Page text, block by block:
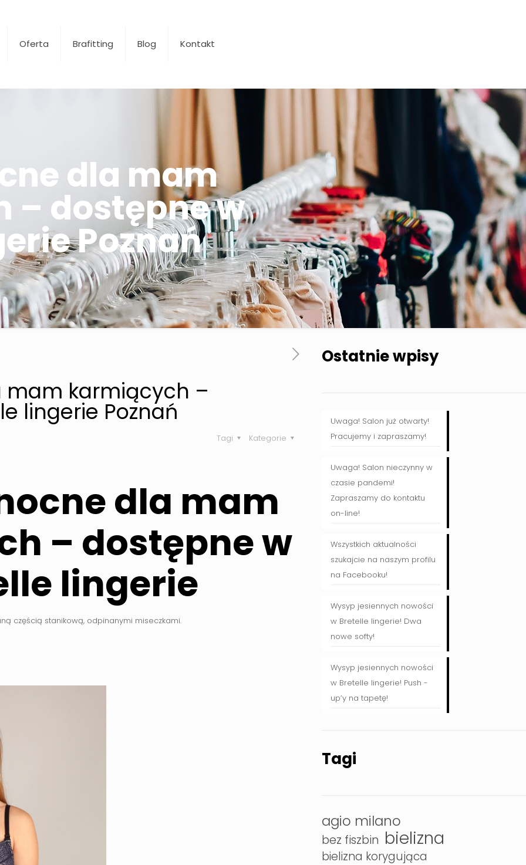
Oferta Brafitting Blog Kontakt
dla mam
– dostępne w
Poznań
mam karmiących –
lingerie Poznań
Kategorie
Tagi
dla mam
– dostępne w
lingerie
częścią stanikową, odpinanymi miseczkami.
Ostatnie wpisy
Uwaga! Salon już otwarty!
Pracujemy i zapraszamy!
Uwaga! Salon nieczynny w
czasie pandemi!
Zapraszamy do kontaktu
on-line!
Wszystkich aktualności
szukajcie na naszym profilu
na Facebooku!
Wysyp jesiennych nowości
w Bretelle lingerie! Dwa
nowe softy!
Wysyp jesiennych nowości
w Bretelle lingerie! Push -
up’y na tapetę!
Tagi
agio milano
bez fiszbin bielizna
bielizna korygująca